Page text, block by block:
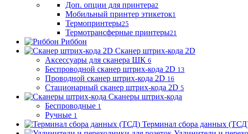
Доп. опции для принтера2
Мобильный принтер этикеток1
Термопринтеры25
Термотрансферные принтеры21
Риббон
Сканер штрих-кода 2D
Аксессуары для сканера ШК 6
Беспроводной сканер штрих-кода 2D 13
Проводной сканер штрих-кода 2D 16
Стационарный сканер штрих-кода 2D 5
Сканеры штрих-кода
Беспроводные 1
Ручные 1
Терминал сбора данных